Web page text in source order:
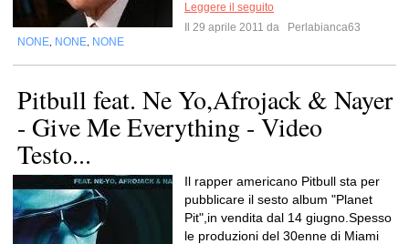
Leggere il seguito
Il 29 aprile 2011 da
Perlabianca63
NONE NONE NONE
Pitbull feat. Ne Yo,Afrojack & Nayer
- Give Me Everything - Video
Testo...
Il rapper americano Pitbull sta per
pubblicare il sesto album "Planet
Pit",in vendita dal 14 giugno.Spesso
le produzioni del 30enne di Miami